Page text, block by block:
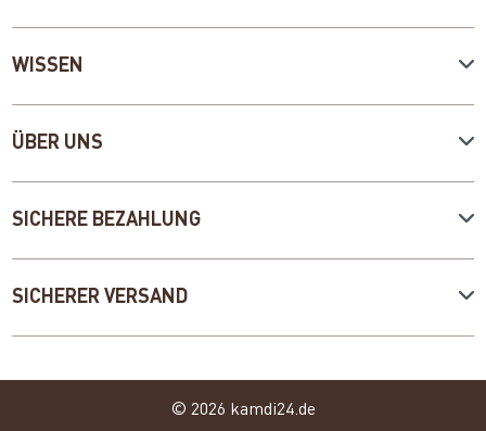
WISSEN
ÜBER UNS
SICHERE BEZAHLUNG
SICHERER VERSAND
© 2026 kamdi24.de